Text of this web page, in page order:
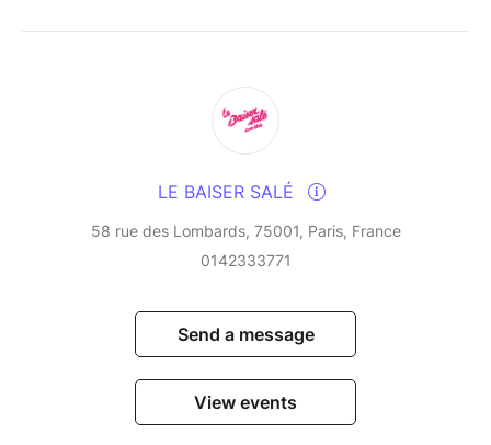
and modernity in a rare alchemy, fuelled by years of
uninterrupted musical dialogue.
LE BAISER SALÉ
58 rue des Lombards, 75001, Paris, France
0142333771
Send a message
View events